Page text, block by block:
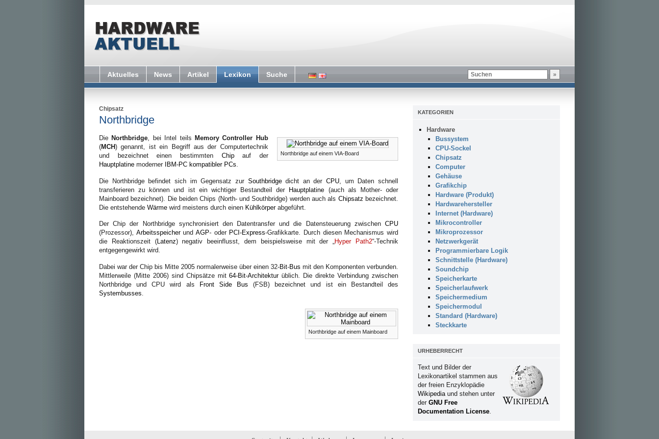
Aktuelles News Artikel Lexikon Suche
Chipsatz
Northbridge
Northbridge auf einem VIA-Board
Die Northbridge, bei Intel teils Memory Controller Hub
(MCH) genannt, ist ein Begriff aus der Computertechnik
und bezeichnet einen bestimmten Chipauf der
Hauptplatine moderner IBM-PC kompatibler PCs.
Die Northbridge befindet sich im Gegensatz zur Southbridgedicht an derCPU , um Daten schnell
transferieren zu können und ist ein wichtiger Bestandteil der Hauptplatine (auch als Mother- oder
Mainboard bezeichnet). Die beiden Chips (North- und Southbridge) werden auch als Chipsatz bezeichnet.
Die entstehende Wärme wird meistens durch einen Kühlkörperabgeführt.
Der Chip der Northbridge synchronisiert den Datentransfer und die Datensteuerung zwischen CPU
(Prozessor), ArbeitsspeicherundAGP- oder PCI-Express-Grafikkarte. Durch diesen Mechanismus wird
die Reaktionszeit (Latenz) negativ beeinflusst, dem beispielsweise mit der „Hyper Path2“-Technik
entgegengewirkt wird.
Dabei war der Chip bis Mitte 2005 normalerweise über einen 32-Bit-Bus mit den Komponenten verbunden.
Mittlerweile (Mitte 2006) sind Chipsätze mit64-Bit-Architekturüblich. Die direkte Verbindung zwischen
Northbridge und CPU wird als
Front Side Bus (FSB) bezeichnet und ist ein Bestandteil des
Systembusses.
Northbridge auf einem Mainboard
KATEGORIEN
Hardware
Bussystem
CPU-Sockel
Chipsatz
Computer
Gehäuse
Grafikchip
Hardware (Produkt)
Hardwarehersteller
Internet (Hardware)
Mikrocontroller
Mikroprozessor
Netzwerkgerät
Programmierbare Logik
Schnittstelle (Hardware)
Soundchip
Speicherkarte
Speicherlaufwerk
Speichermedium
Speichermodul
Standard (Hardware)
Steckkarte
URHEBERRECHT
Text und Bilder der
Lexikonartikel stammen aus
der freien Enzyklopädie
Wikipediaund stehen unter
der GNU Free
Documentation License.